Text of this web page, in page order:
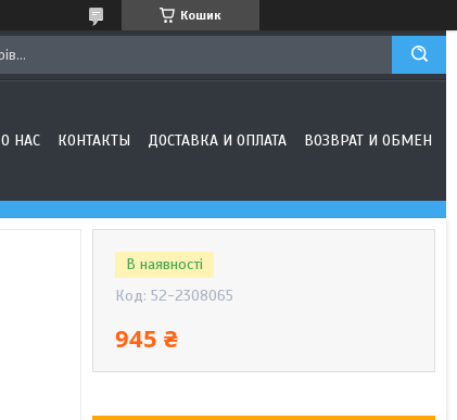
Кошик
О НАС КОНТАКТЫ ДОСТАВКА И ОПЛАТА ВОЗВРАТ И ОБМЕН
В наявності
Код: 52-2308065
945 ₴